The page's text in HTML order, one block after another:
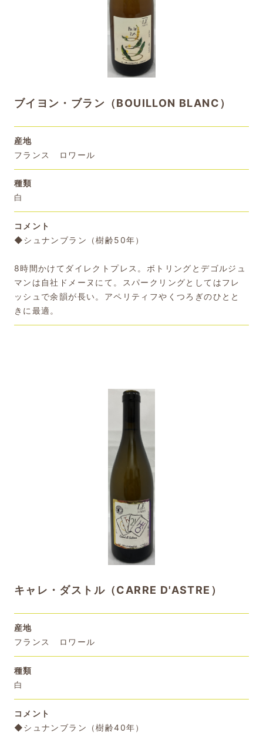
ブイヨン・ブラン（BOUILLON BLANC）
産地
フランス ロワール
種類
白
コメント
◆シュナンブラン（樹齢50年）
8時間かけてダイレクトプレス。ボトリングとデゴルジュ
マンは自社ドメーヌにて。スパークリングとしてはフレ
ッシュで余韻が長い。アペリティフやくつろぎのひとと
きに最適。
キャレ・ダストル（CARRE D'ASTRE）
産地
フランス ロワール
種類
白
コメント
◆シュナンブラン（樹齢40年）